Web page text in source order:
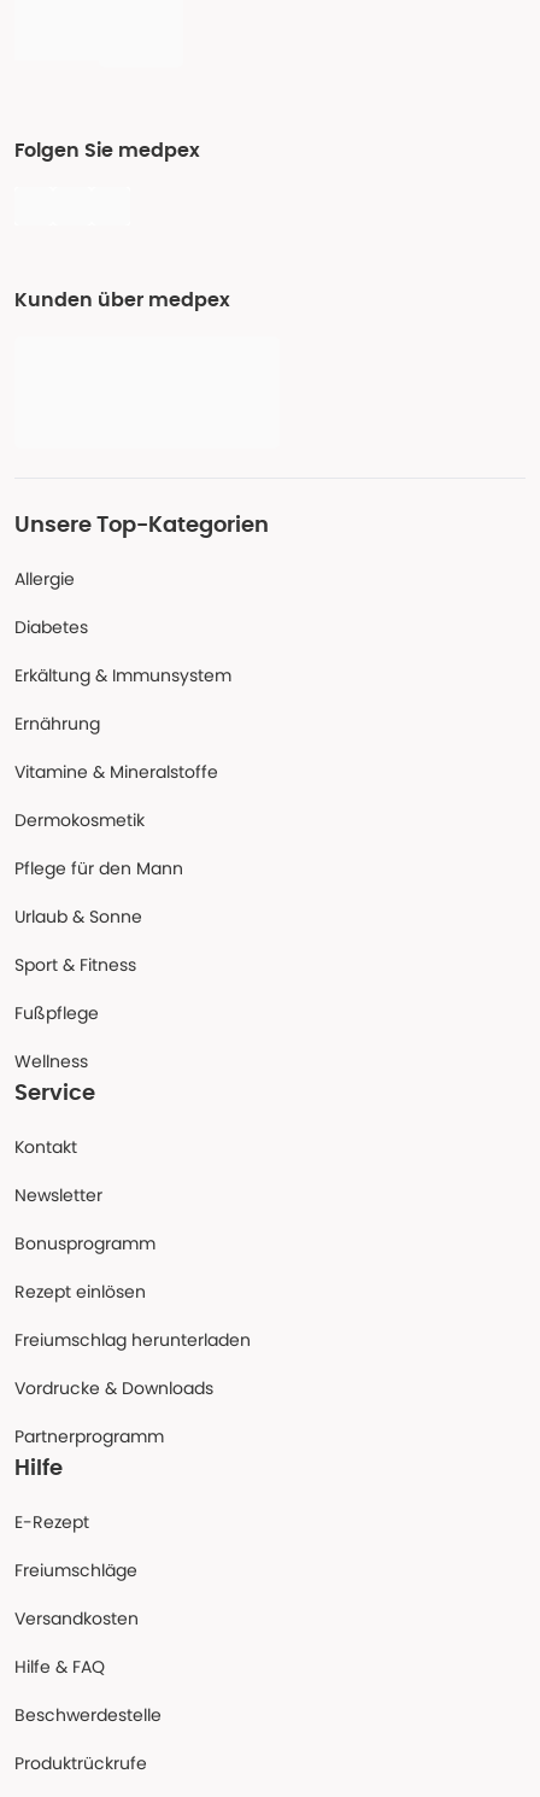
Folgen Sie medpex
Kunden über medpex
Unsere Top-Kategorien
Allergie
Diabetes
Erkältung & Immunsystem
Ernährung
Vitamine & Mineralstoffe
Dermokosmetik
Pflege für den Mann
Urlaub & Sonne
Sport & Fitness
Fußpflege
Wellness
Service
Kontakt
Newsletter
Bonusprogramm
Rezept einlösen
Freiumschlag herunterladen
Vordrucke & Downloads
Partnerprogramm
Hilfe
E-Rezept
Freiumschläge
Versandkosten
Hilfe & FAQ
Beschwerdestelle
Produktrückrufe